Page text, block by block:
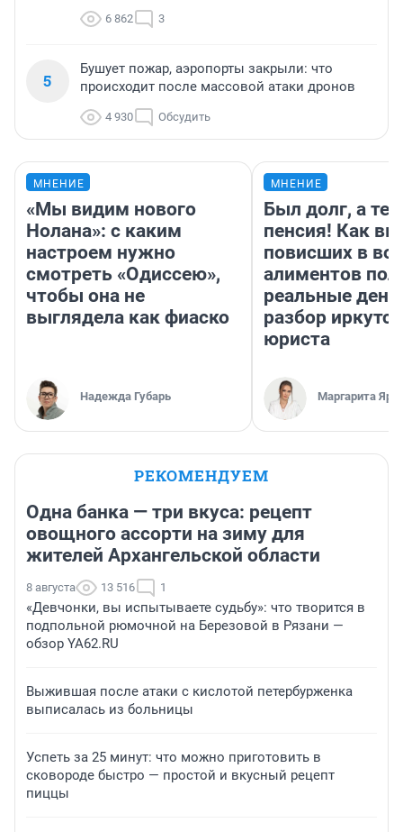
6 862 3
5
Бушует пожар, аэропорты закрыли: что
происходит после массовой атаки дронов
4 930 Обсудить
МНЕНИЕ
«Мы видим нового
Нолана»: с каким
настроем нужно
смотреть «Одиссею»,
чтобы она не
выглядела как фиаско
Надежда Губарь
МНЕНИЕ
Был долг, а
пенсия! Как
повисших в
алиментов
реальные
разбор
юриста
Маргарита
РЕКОМЕНДУЕМ
Одна банка — три вкуса: рецепт
овощного ассорти на зиму для
жителей Архангельской области
8 августа 13 516 1
«Девчонки, вы испытываете судьбу»: что творится в
подпольной рюмочной на Березовой в Рязани —
обзор YA62.RU
Выжившая после атаки с кислотой петербурженка
выписалась из больницы
Успеть за 25 минут: что можно приготовить в
сковороде быстро — простой и вкусный рецепт
пиццы